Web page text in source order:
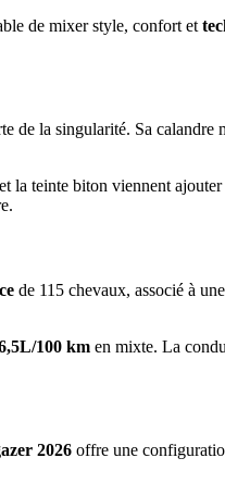
de mixer style, confort et
de la singularité. Sa calandre
la teinte biton viennent
de 115 chevaux, associé à
100 km en mixte. La
2026 offre une